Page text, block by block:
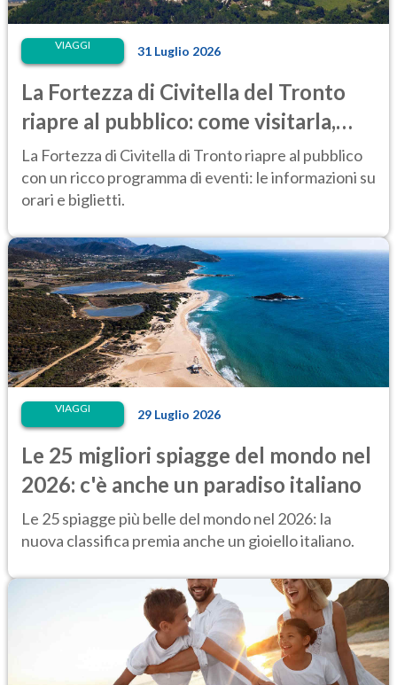
VIAGGI 31 Luglio 2026
La Fortezza di Civitella del Tronto
riapre al pubblico: come visitarla,
anche di notte
La Fortezza di Civitella di Tronto riapre al pubblico
con un ricco programma di eventi: le informazioni su
orari e biglietti.
VIAGGI 29 Luglio 2026
Le 25 migliori spiagge del mondo nel
2026: c'è anche un paradiso italiano
Le 25 spiagge più belle del mondo nel 2026: la
nuova classifica premia anche un gioiello italiano.